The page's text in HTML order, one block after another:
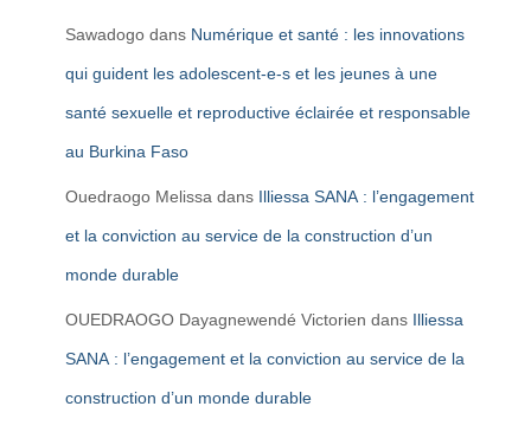
Sawadogo dans Numérique et santé : les innovations
qui guident les adolescent-e-s et les jeunes à une
santé sexuelle et reproductive éclairée et responsable
au Burkina Faso
Ouedraogo Melissa dans Illiessa SANA : l’engagement
et la conviction au service de la construction d’un
monde durable
OUEDRAOGO Dayagnewendé Victorien dans Illiessa
SANA : l’engagement et la conviction au service de la
construction d’un monde durable